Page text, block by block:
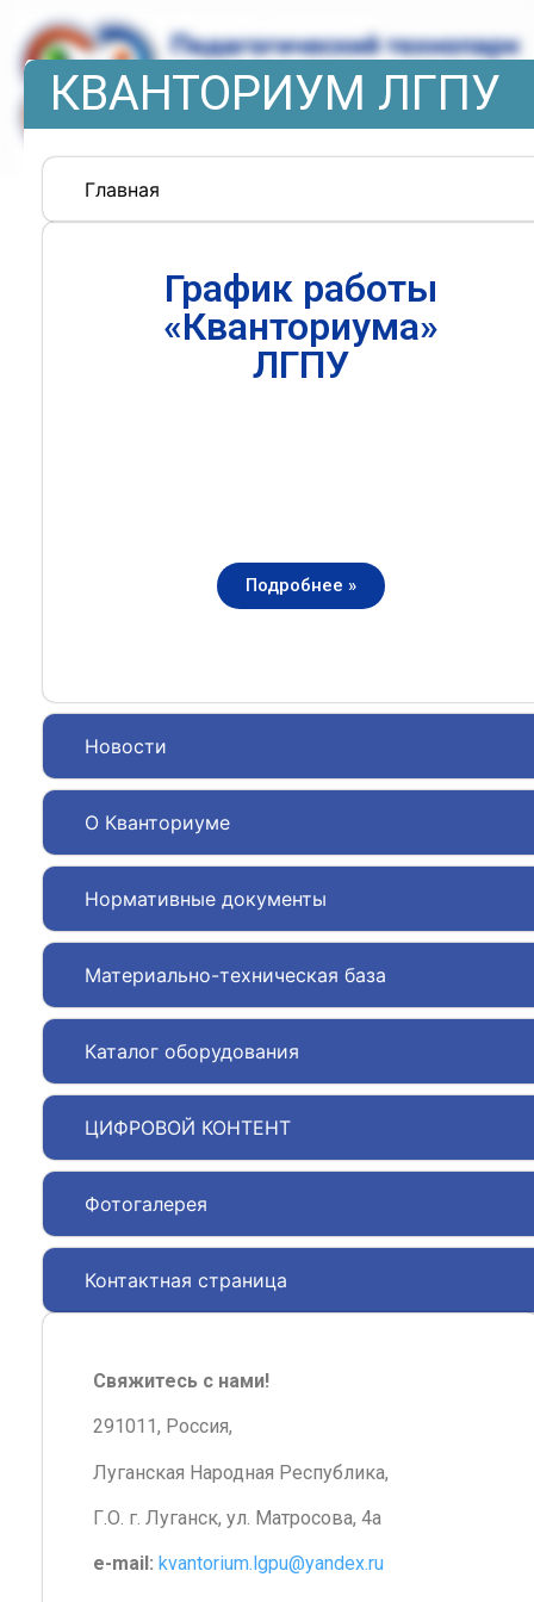
КВАНТОРИУМ ЛГПУ
Главная
Новости
О Кванториуме
Нормативные документы
Материально-техническая база
Каталог оборудования
ЦИФРОВОЙ КОНТЕНТ
Фотогалерея
Контактная страница
График работы
«Кванториума»
ЛГПУ
Подробнее »
Свяжитесь с нами!
291011, Россия,
Луганская Народная Республика,
Г.О. г. Луганск, ул. Матросова, 4а
e-mail: kvantorium.lgpu@yandex.ru